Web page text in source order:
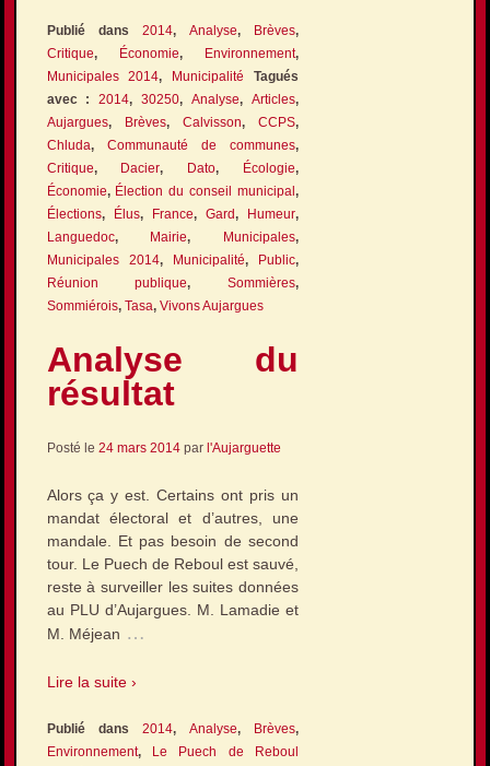
Publié dans 2014, Analyse, Brèves,
Critique, Économie, Environnement,
Municipales 2014, Municipalité Tagués
avec :2014,30250,Analyse,Articles,
Aujargues, Brèves, Calvisson,CCPS,
Chluda, Communauté de communes,
Critique, Dacier, Dato, Écologie,
Économie, Élection du conseil municipal,
Élections, Élus, France,Gard, Humeur,
Languedoc, Mairie, Municipales,
Municipales 2014, Municipalité, Public,
Réunion publique,Sommières,
Sommiérois, Tasa, Vivons Aujargues
Analyse du
résultat
Posté le 24 mars 2014par l'Aujarguette
Alors ça y est. Certains ont pris un
mandat électoral et d’autres, une
mandale. Et pas besoin de second
tour. Le Puech de Reboul est sauvé,
reste à surveiller les suites données
au PLU d’Aujargues. M. Lamadie et
M. Méjean …
Lire la suite ›
Publié dans 2014, Analyse, Brèves,
Environnement,
Le Puech de Reboul